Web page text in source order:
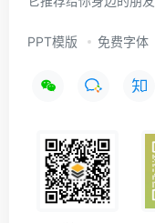
PPT模版 免费字体